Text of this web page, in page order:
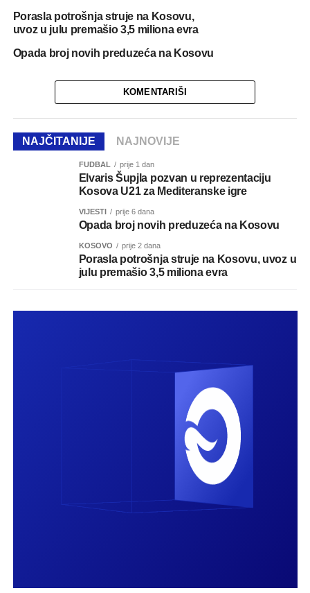
Porasla potrošnja struje na Kosovu,
uvoz u julu premašio 3,5 miliona evra
Opada broj novih preduzeća na Kosovu
KOMENTARIŠI
NAJČITANIJE NAJNOVIJE
FUDBAL prije 1 dan
Elvaris Šupjla pozvan u reprezentaciju
Kosova U21 za Mediteranske igre
VIJESTI prije 6 dana
Opada broj novih preduzeća na Kosovu
KOSOVO prije 2 dana
Porasla potrošnja struje na Kosovu, uvoz u
julu premašio 3,5 miliona evra